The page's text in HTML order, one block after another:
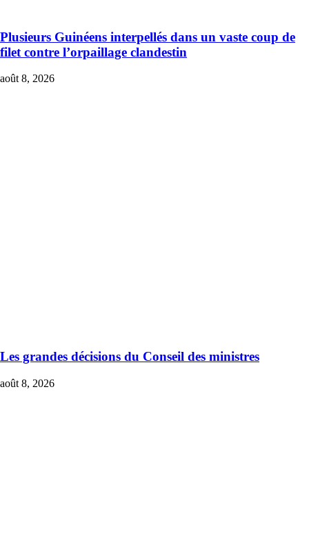
Plusieurs Guinéens interpellés dans un vaste coup de
filet contre l’orpaillage clandestin
août 8, 2026
Les grandes décisions du Conseil des ministres
août 8, 2026